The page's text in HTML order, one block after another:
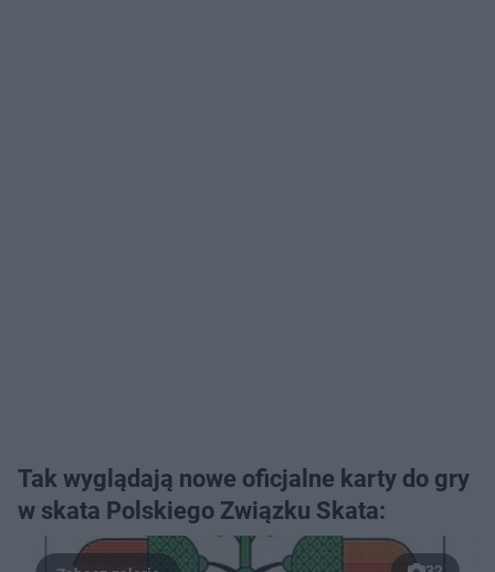
Tak wyglądają nowe oficjalne karty do gry
w skata Polskiego Związku Skata: